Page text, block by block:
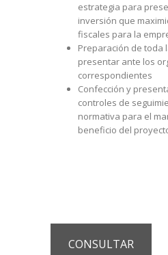
estrategia para
inversión que
fiscales para la
Preparación de toda
presentar ante los
correspondientes
Confección y
controles de
normativa para el
beneficio del
CONSULTAR